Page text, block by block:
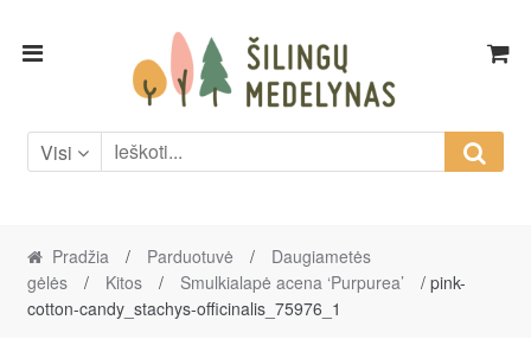
Skip
Skip
Visi
Pradžia / Parduotuvė /
Daugiametės
gėlės
/ Kitos / Smulkialapė acena ‘Purpurea’
/ pink-
cotton-candy_stachys-officinalis_75976_1